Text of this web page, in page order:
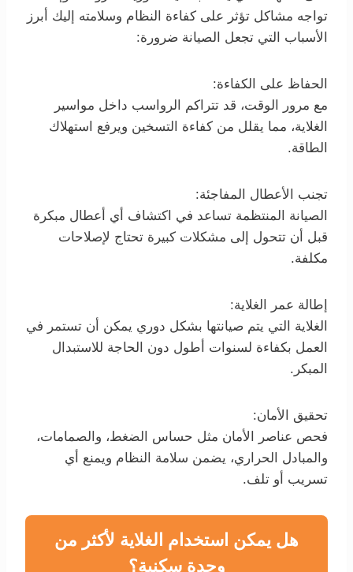
تواجه مشاكل تؤثر على كفاءة النظام وسلامته إليك أبرز
الأسباب التي تجعل الصيانة ضرورة:
الحفاظ على الكفاءة:
مع مرور الوقت، قد تتراكم الرواسب داخل مواسير
الغلاية، مما يقلل من كفاءة التسخين ويرفع استهلاك
الطاقة.
تجنب الأعطال المفاجئة:
الصيانة المنتظمة تساعد في اكتشاف أي أعطال مبكرة
قبل أن تتحول إلى مشكلات كبيرة تحتاج لإصلاحات
مكلفة.
إطالة عمر الغلاية:
الغلاية التي يتم صيانتها بشكل دوري يمكن أن تستمر في
العمل بكفاءة لسنوات أطول دون الحاجة للاستبدال
المبكر.
تحقيق الأمان:
فحص عناصر الأمان مثل حساس الضغط، والصمامات،
والمبادل الحراري، يضمن سلامة النظام ويمنع أي
تسريب أو تلف.
هل يمكن استخدام الغلاية لأكثر من
وحدة سكنية؟